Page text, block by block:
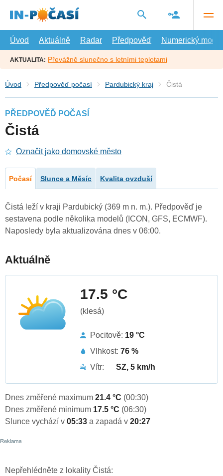
hlavní
Úvod
Aktuálně Radar Předpověď Numerický model
AKTUALITA: Převážně slunečno s letními teplotami
Úvod Předpověď počasí Pardubický kraj Čistá
PŘEDPOVĚĎ POČASÍ
Čistá
Označit jako domovské město
Počasí Slunce a Měsíc Kvalita ovzduší
Čistá leží v kraji Pardubický (369 m n. m.). Předpověď je
sestavena podle několika modelů (ICON, GFS, ECMWF).
Naposledy byla aktualizována dnes v 06:00.
Aktuálně
17.5 °C
(klesá)
Pocitově: 19 °C
Vlhkost: 76 %
Vítr:
SZ, 5 km/h
Dnes změřené maximum 21.4 °C (00:30)
Dnes změřené minimum 17.5 °C (06:30)
Slunce vychází v 05:33 a zapadá v 20:27
Nepřehlédněte z lokality Čistá: